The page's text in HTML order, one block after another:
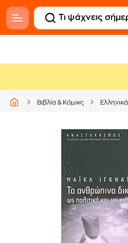
Βιβλία & Κόμικς Ελληνικά